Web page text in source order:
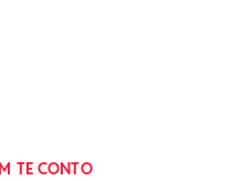
TE CONTO